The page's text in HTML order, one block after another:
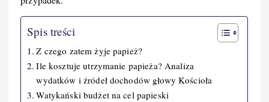
Spis treści
Z czego zatem żyje papież?
Ile kosztuje utrzymanie papieża? Analiza
wydatków i źródeł dochodów głowy Kościoła
Watykański budżet na cel papieski